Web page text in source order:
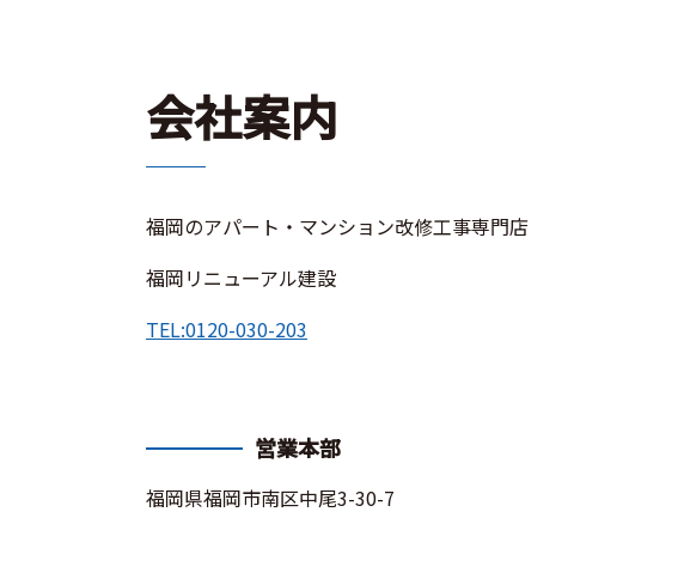
会社案内
福岡のアパート・マンション改修工事専門店
福岡リニューアル建設
TEL:0120-030-203
営業本部
福岡県福岡市南区中尾3-30-7